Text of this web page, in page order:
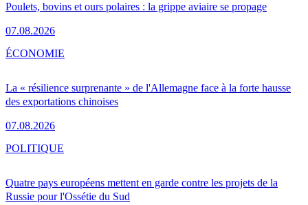
Poulets, bovins et ours polaires : la grippe aviaire se propage
07.08.2026
La « résilience surprenante » de l'Allemagne face à la forte hausse
des exportations chinoises
07.08.2026
ÉCONOMIE
Quatre pays européens mettent en garde contre les projets de la
Russie pour l'Ossétie du Sud
POLITIQUE